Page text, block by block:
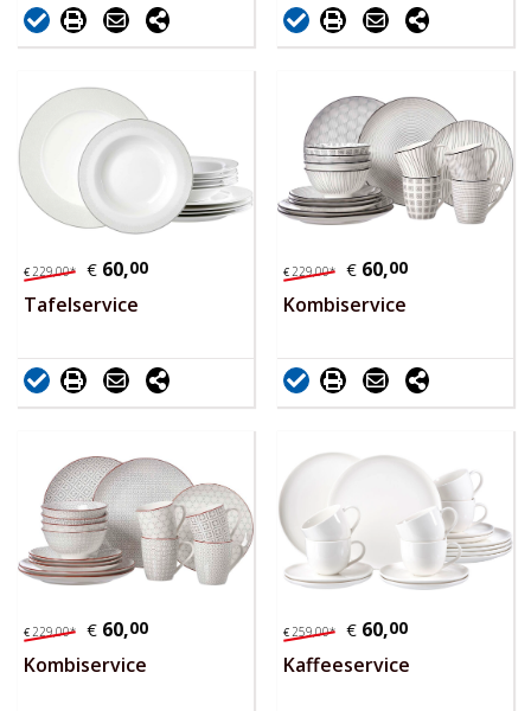
€229,00* € 60,00
Tafelservice
€229,00* € 60,00
Kombiservice
€229,00* € 60,00
Kombiservice
€259,00* € 60,00
Kaffeeservice